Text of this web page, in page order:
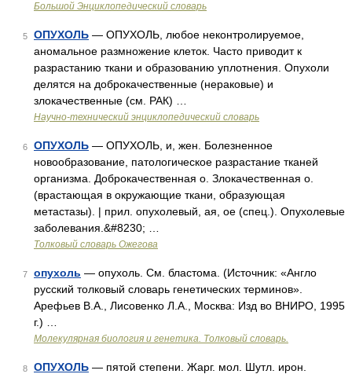
Большой Энциклопедический словарь
5 ОПУХОЛЬ — ОПУХОЛЬ, любое неконтролируемое,
аномальное размножение клеток. Часто приводит к
разрастанию ткани и образованию уплотнения. Опухоли
делятся на доброкачественные (нераковые) и
злокачественные (см. РАК) …
Научно-технический энциклопедический словарь
6 ОПУХОЛЬ — ОПУХОЛЬ, и, жен. Болезненное
новообразование, патологическое разрастание тканей
организма. Доброкачественная о. Злокачественная о.
(врастающая в окружающие ткани, образующая
метастазы). | прил. опухолевый, ая, ое (спец.). Опухолевые
заболевания.&#8230; …
Толковый словарь Ожегова
7 опухоль — опухоль. См. бластома. (Источник: «Англо
русский толковый словарь генетических терминов».
Арефьев В.А., Лисовенко Л.А., Москва: Изд во ВНИРО, 1995
г.) …
Молекулярная биология и генетика. Толковый словарь.
8 ОПУХОЛЬ — пятой степени. Жарг. мол. Шутл. ирон.